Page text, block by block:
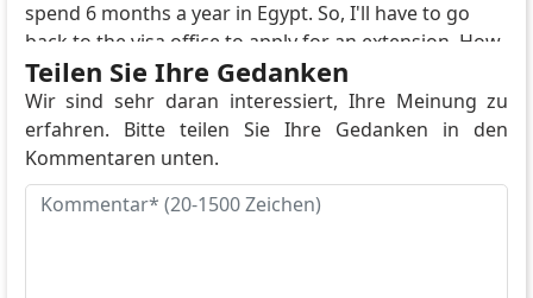
spend 6 months a year in Egypt. So, I'll have to go
back to the visa office to apply for an extension. How
much will the extension cost? I heard that an
extension costs 7,100 LE, regardless of whether it's
for 90 or 180 days. That wouldn't make sense in my
case! I'd have to go through the time-consuming visa
office visit again, and then I'd end up paying twice.
I've heard that as a property owner, if the property is
Teilen Sie Ihre Gedanken
Wir sind sehr daran interessiert, Ihre Meinung zu
erfahren. Bitte teilen Sie Ihre Gedanken in den
Kommentaren unten.